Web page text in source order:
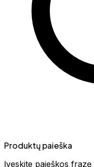
Produktų paieška
Įveskite paieškos